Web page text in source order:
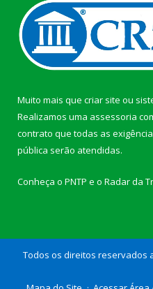
Muito mais que criar site ou
Realizamos uma assessoria
contrato que todas as
pública serão atendidas.
Conheça o PNTP e o Radar da
Todos os direitos reservados